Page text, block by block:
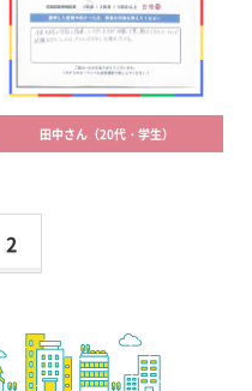
田中さん（20代・学生）
2